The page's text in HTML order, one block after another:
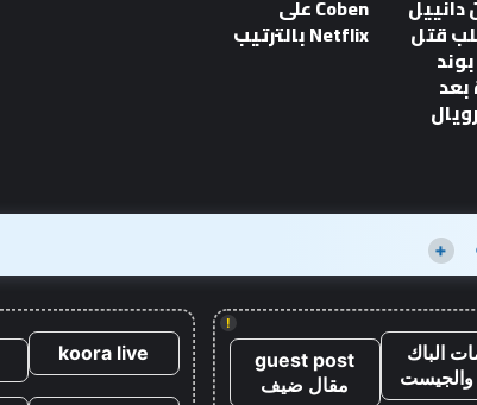
الهجوم في
أن
دانييل
أخرى أن دانييل كريج طلب قتل
جيمس بوند مباشرة بعد كازينو
دانييل
قتل
Coben على
Netflix بالترتيب
+
!
الباك
والجيست
guest post
مقال ضيف
koora live